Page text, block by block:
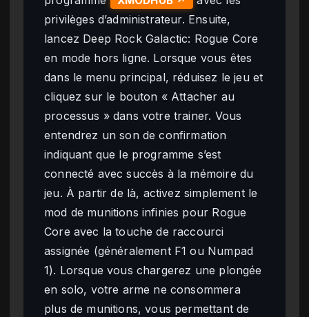
privilèges d’administrateur. Ensuite,
lancez Deep Rock Galactic: Rogue Core
en mode hors ligne. Lorsque vous êtes
dans le menu principal, réduisez le jeu et
cliquez sur le bouton « Attacher au
processus » dans votre trainer. Vous
entendrez un son de confirmation
indiquant que le programme s’est
connecté avec succès à la mémoire du
jeu. À partir de là, activez simplement le
mod de munitions infinies pour Rogue
Core avec la touche de raccourci
assignée (généralement F1 ou Numpad
1). Lorsque vous chargerez une plongée
en solo, votre arme ne consommera
plus de munitions, vous permettant de